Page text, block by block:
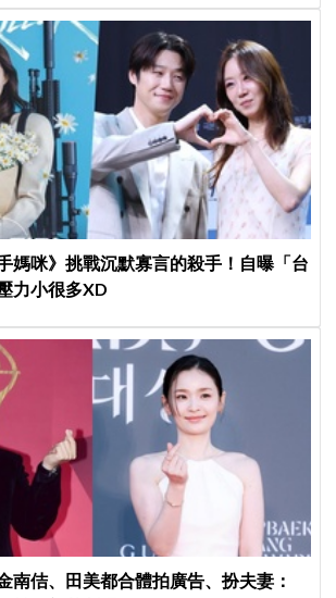
媽咪》挑戰沉默寡言的殺手！自曝「台
力小很多XD
南佶、田美都合體拍廣告、扮夫妻：